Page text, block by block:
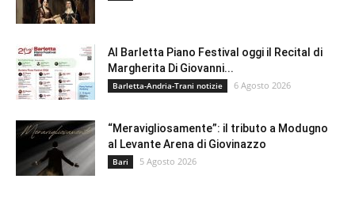
Al Barletta Piano Festival oggi il Recital di
Margherita Di Giovanni...
Barletta-Andria-Trani notizie 6 Agosto 2026
“Meravigliosamente”: il tributo a Modugno
al Levante Arena di Giovinazzo
Bari 5 Agosto 2026